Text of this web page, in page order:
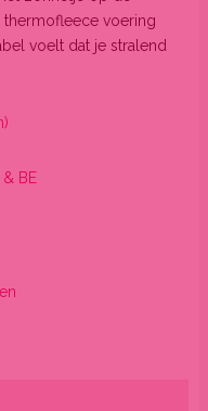
thermofleece voering
voelt dat je stralend
BE